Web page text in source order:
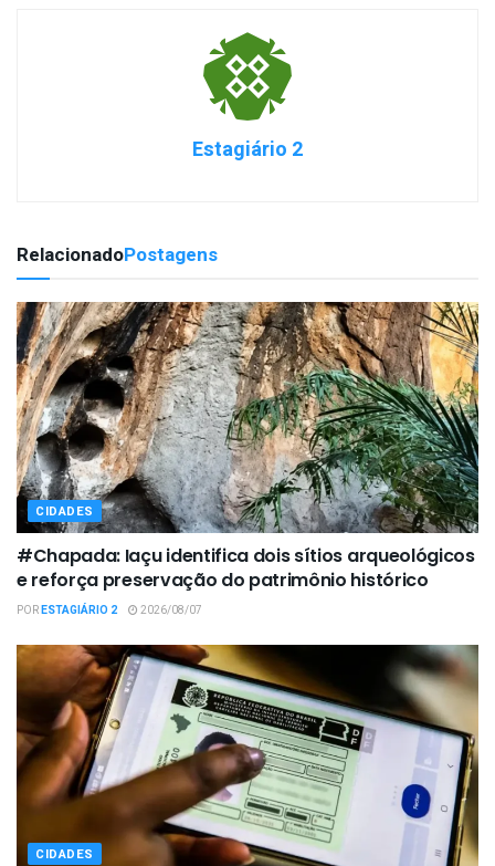
Estagiário 2
RelacionadoPostagens
CIDADES
#Chapada: Iaçu identifica dois sítios arqueológicos
e reforça preservação do patrimônio histórico
PORESTAGIÁRIO 2 2026/08/07
CIDADES